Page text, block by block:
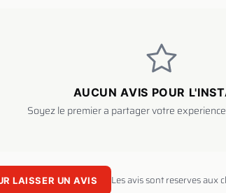
AUCUN AVIS POUR
Soyez le premier a partager votre
LAISSER UN AVIS Les avis sont reserves aux